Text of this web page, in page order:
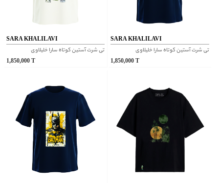
SARA KHALILAVI
تی شرت آستین کوتاه سارا خلیلاوی
1,850,000T
SARA KHALILAVI
تی شرت آستین کوتاه سارا خلیلاوی
1,850,000 T